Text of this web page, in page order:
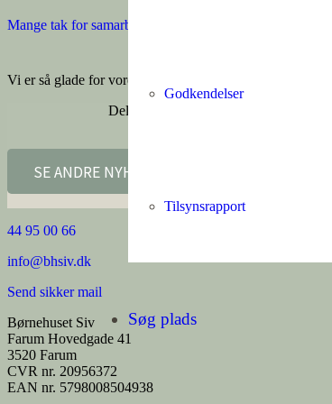
Godkendelser
Tilsynsrapport
Søg plads
Mange tak for samarbejde Porsdal & Nielsen
Vi er så glade for vores nye træterrasse 😍
Del denne nyhed
SE ANDRE NYHEDER
44 95 00 66
info@bhsiv.dk
Send sikker mail
Børnehuset Siv
Farum Hovedgade 41
3520 Farum
CVR nr. 20956372
EAN nr. 5798008504938